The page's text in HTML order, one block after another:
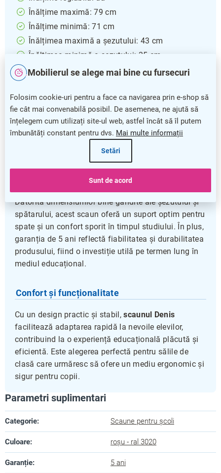
Mobilierul se alege mai bine cu fursecuri
Folosim cookie-uri pentru a face ca navigarea prin e-shop să
fie cât mai convenabilă posibil. De asemenea, ne ajută să
înțelegem cum utilizați site-ul web, astfel încât să îl putem
îmbunătăți constant pentru dvs. Mai multe informații
Setări
Sunt de acord
Înălțime maximă: 79 cm
Înălțime minimă: 71 cm
Înălțimea maximă a șezutului: 43 cm
Înălțimea minimă a șezutului: 35 cm
Lungime șezut: 43 cm
Garanție: 5 ani
Scaunul de școală Deniseste ideal pentru elevii care
au nevoie de un scaun adaptabil și confortabil pe
durata orelor. Reglabilitatea înălțimii permite
ajustarea ușoară a poziției șezutului, fiind potrivit
pentru clasele cu copii între mărimile 3 și 5,
asigurând astfel o postură corectă și sănătoasă.
Datorită dimensiunilor bine gândite ale șezutului și
spătarului, acest scaun oferă un suport optim pentru
spate și un confort sporit în timpul studiului. În plus,
garanția de 5 ani reflectă fiabilitatea și durabilitatea
produsului, fiind o investiție utilă pe termen lung în
mediul educațional.
Confort și funcționalitate
Cu un design practic și stabil,scaunul Denis
facilitează adaptarea rapidă la nevoile elevilor,
contribuind la o experiență educațională plăcută și
eficientă. Este alegerea perfectă pentru sălile de
clasă care urmăresc să ofere un mediu ergonomic și
sigur pentru copii.
Parametri suplimentari
Categorie: Scaune pentru școli
Culoare: roșu - ral 3020
Garanție: 5 ani